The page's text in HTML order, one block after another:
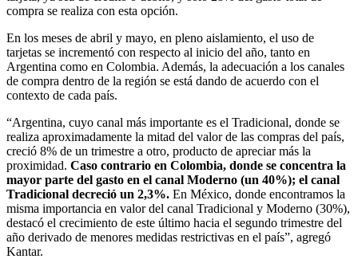
compra se realiza con esta opción.
En los meses de abril y mayo, en pleno aislamiento, el uso de
tarjetas se incrementó con respecto al inicio del año, tanto en
Argentina como en Colombia. Además, la adecuación a los canales
de compra dentro de la región se está dando de acuerdo con el
contexto de cada país.
“Argentina, cuyo canal más importante es el Tradicional, donde se
realiza aproximadamente la mitad del valor de las compras del país,
creció 8% de un trimestre a otro, producto de apreciar más la
proximidad. Caso contrario en Colombia, donde se concentra la
mayor parte del gasto en el canal Moderno (un 40%); el canal
Tradicional decreció un 2,3%. En México, donde encontramos la
misma importancia en valor del canal Tradicional y Moderno (30%),
destacó el crecimiento de este último hacia el segundo trimestre del
año derivado de menores medidas restrictivas en el país”, agregó
Kantar.